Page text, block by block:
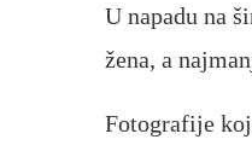
U napadu na
žena, a
Fotografije